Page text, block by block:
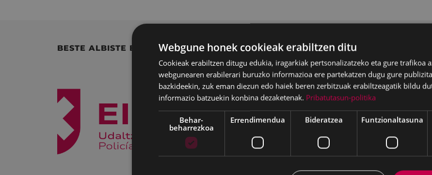
BESTE ALBISTE BATZUKWebgune honek cookieak erabiltzen ditu
Cookieak erabiltzen ditugu edukia, iragarkiak pertsonalizatzeko eta gure trafikoa
webgunearen erabilerari buruzko informazioa ere partekatzen dugu gure
bazkideekin, zuk eman diezun edo haiek beren zerbitzuak erabiltzeagatik bildu
informazio batzuekin konbina dezaketenak. Pribatutasun-politika
Behar-
beharrezkoa
Errendimendua Bideratzea Funtzionaltasuna